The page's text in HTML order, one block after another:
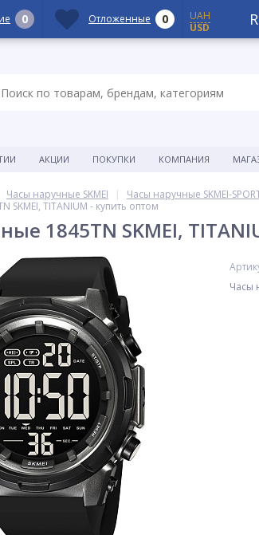
АКЦИИ ПОКУПКИ КОМПАНИЯ
Часы наручные SKMEI
Часы наручные SKMEI-
SKMEI, TITANIUM - купить оптом
1845TN SKMEI,
Часы
0 Отложенные 0
UAH
USD